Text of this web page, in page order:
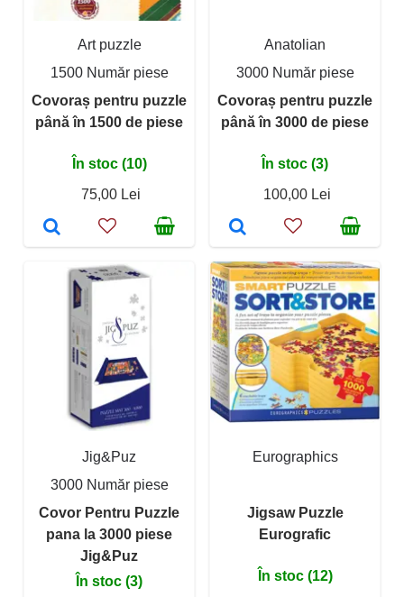
Art puzzle
1500 Număr piese
Covoraș pentru puzzle
până în 1500 de piese
În stoc (10)
75,00 Lei
Anatolian
3000 Număr piese
Covoraș pentru puzzle
până în 3000 de piese
În stoc (3)
100,00 Lei
Jig&Puz
3000 Număr piese
Covor Pentru Puzzle
pana la 3000 piese
Jig&Puz
În stoc (3)
Eurographics
Jigsaw Puzzle
Eurografic
În stoc (12)